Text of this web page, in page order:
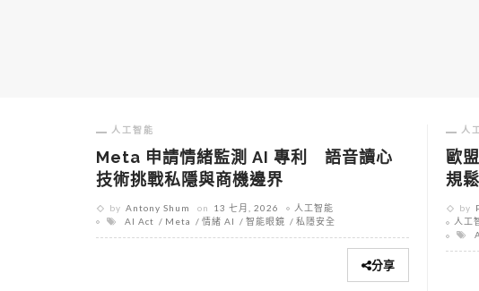
人工智能
Meta 申請情緒監測 AI 專利 語音讀心
技術挑戰私隱與商機邊界
by Antony Shum on 13 七月, 2026
人工智能
AI Act
Meta 情緒 AI 智能眼鏡 私隱安全
分享
人
歐
規
by
人工